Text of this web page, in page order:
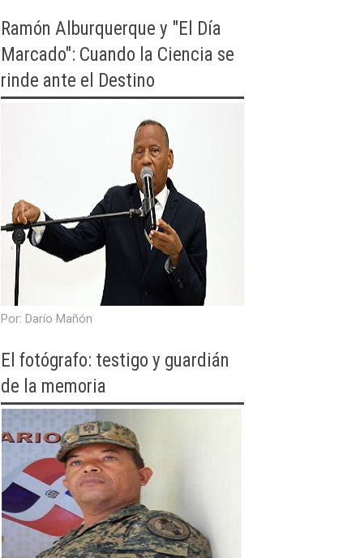
Ramón Alburquerque y "El Día
Marcado": Cuando la Ciencia se
rinde ante el Destino
​Por: Darío Mañón
El fotógrafo: testigo y guardián
de la memoria